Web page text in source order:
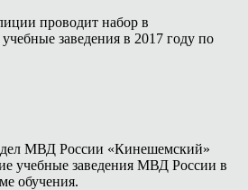
проводит набор в
заведения в 2017 году по
МВД России «Кинешемский»
учебные заведения МВД России в
обучения.